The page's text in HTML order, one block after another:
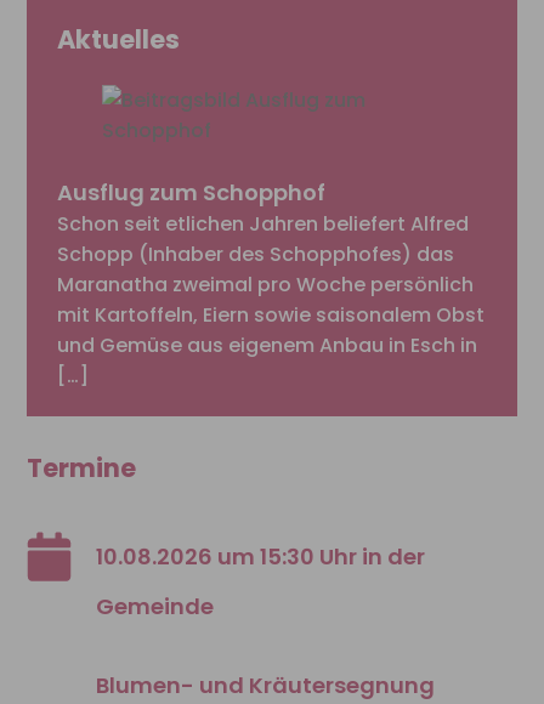
Aktuelles
Ausflug zum Schopphof
Schon seit etlichen Jahren beliefert Alfred
Schopp (Inhaber des Schopphofes) das
Maranatha zweimal pro Woche persönlich
mit Kartoffeln, Eiern sowie saisonalem Obst
und Gemüse aus eigenem Anbau in Esch in
[…]
Termine
10.08.2026 um 15:30 Uhr in der
Gemeinde
Blumen- und Kräutersegnung